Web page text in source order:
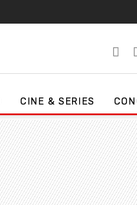
CINE & SERIES